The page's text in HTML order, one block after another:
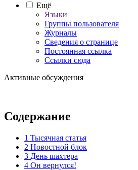
Ещё
Языки
Группы пользователя
Журналы
Сведения о странице
Постоянная ссылка
Ссылки сюда
Активные обсуждения
Содержание
1 Тысячная статья
2 Новостной блок
3 День шахтера
4 Он вернулся!